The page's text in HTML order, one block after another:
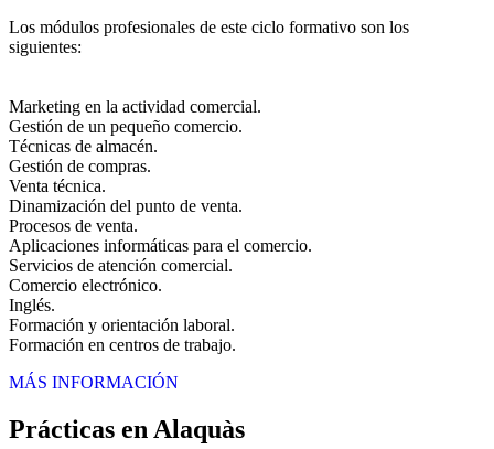
Los módulos profesionales de este ciclo formativo son los
siguientes:
Marketing en la actividad comercial.
Gestión de un pequeño comercio.
Técnicas de almacén.
Gestión de compras.
Venta técnica.
Dinamización del punto de venta.
Procesos de venta.
Aplicaciones informáticas para el comercio.
Servicios de atención comercial.
Comercio electrónico.
Inglés.
Formación y orientación laboral.
Formación en centros de trabajo.
MÁS INFORMACIÓN
Prácticas en Alaquàs